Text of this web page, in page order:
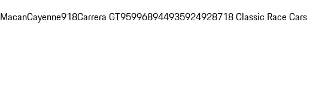
MacanCayenne918Carrera GT959968944935924928718 Classic Race Cars